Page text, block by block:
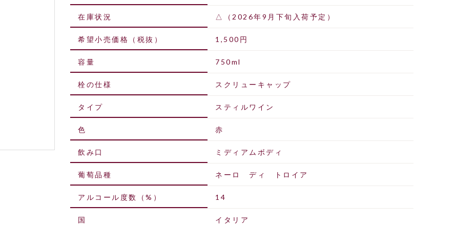
在庫状況 △（2026年9月下旬入荷予定）
希望小売価格（税抜） 1,500円
容量 750ml
栓の仕様 スクリューキャップ
タイプ スティルワイン
色 赤
飲み口 ミディアムボディ
葡萄品種 ネーロ ディ トロイア
アルコール度数（%） 14
国 イタリア